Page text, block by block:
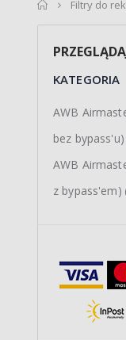
home
Filtry do
KATEGORIA
AWB
bez bypass'u)
AWB
z bypass'em)